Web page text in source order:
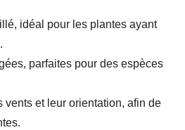
idéal pour les plantes ayant
parfaites pour des espèces
vents et leur orientation, afin de